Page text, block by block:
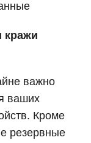
кражи
важно
ваших
Кроме
резервные